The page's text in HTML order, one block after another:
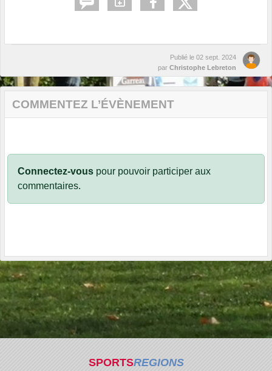
Publié le 02 sept. 2024
par Christophe Lebreton
COMMENTEZ L’ÉVÈNEMENT
Connectez-vous pour pouvoir participer aux
commentaires.
SPORTSREGIONS